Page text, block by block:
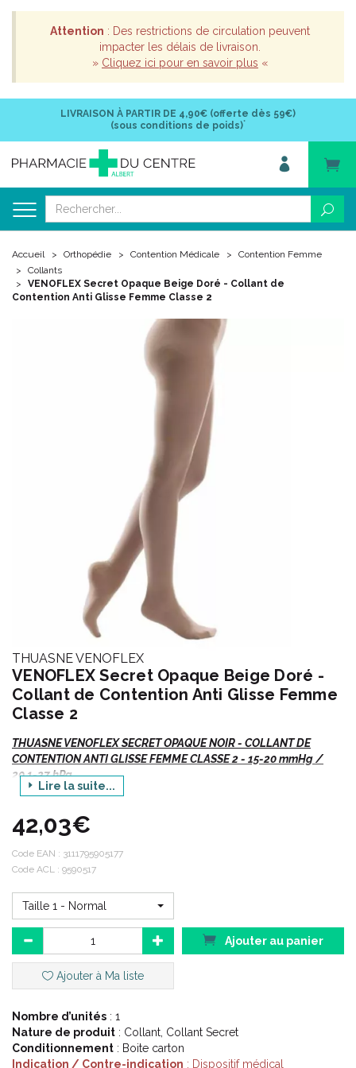
Attention : Des restrictions de circulation peuvent
impacter les délais de livraison.
» Cliquez ici pour en savoir plus «
LIVRAISON À PARTIR DE 4,90€ (offerte dès 59€)
(sous conditions de poids)*
Accueil Orthopédie Contention Médicale
Contention Femme
Collants
VENOFLEX Secret Opaque Beige Doré - Collant de
Contention Anti Glisse Femme Classe 2
THUASNE VENOFLEX
VENOFLEX Secret Opaque Beige Doré -
Collant de Contention Anti Glisse Femme
Classe 2
THUASNE VENOFLEX SECRET OPAQUE NOIR - COLLANT DE
CONTENTION ANTI GLISSE FEMME CLASSE 2 - 15-20 mmHg /
20.1-27 hPa
Si vous commandez, n' oubliez pas de préciser :
Votre TAILLE.
La hauteur ou le codeACL/ EAN
Indications :
Troubles fonctionnels (jambes lourdes...),
Suites chirurgie phlébologique et sclérothérapique,
Troubles veineux liés à la grossesse ou post-partum.
Lire la suite...
42,03€
Code EAN : 3111795905177
Code ACL : 9590517
Taille 1 - Normal
Ajouter au panier
Ajouter à Ma liste
Nombre d’unités : 1
Nature de produit : Collant, Collant Secret
Conditionnement : Boite carton
Indication / Contre-indication : Dispositif médical